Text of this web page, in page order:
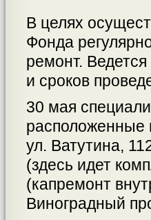
В целях
Фонда
ремонт. Ведется
и сроков
30 мая
расположенные
ул. Ватутина,
(здесь идет
(капремонт
Виноградный